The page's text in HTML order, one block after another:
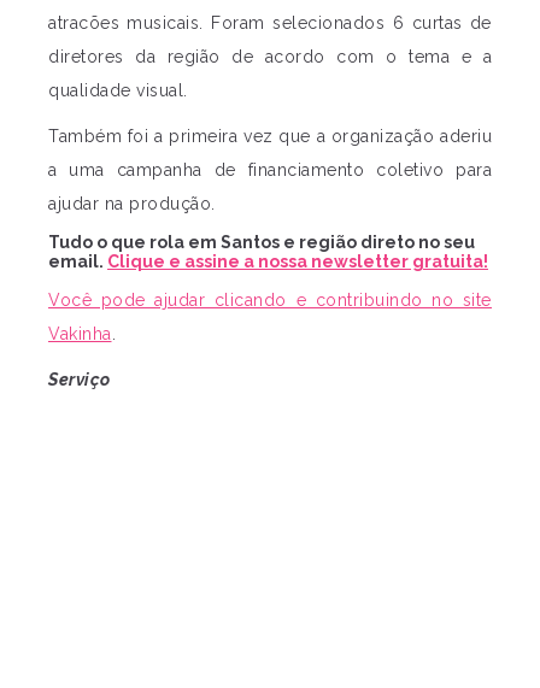
atracões musicais. Foram selecionados 6 curtas de
diretores da região de acordo com o tema e a
qualidade visual.
Também foi a primeira vez que a organização aderiu
a uma campanha de financiamento coletivo para
ajudar na produção.
Tudo o que rola em Santos e região direto no seu
email. Clique e assine a nossa newsletter gratuita!
Você pode ajudar clicando e contribuindo no site
Vakinha
Serviço